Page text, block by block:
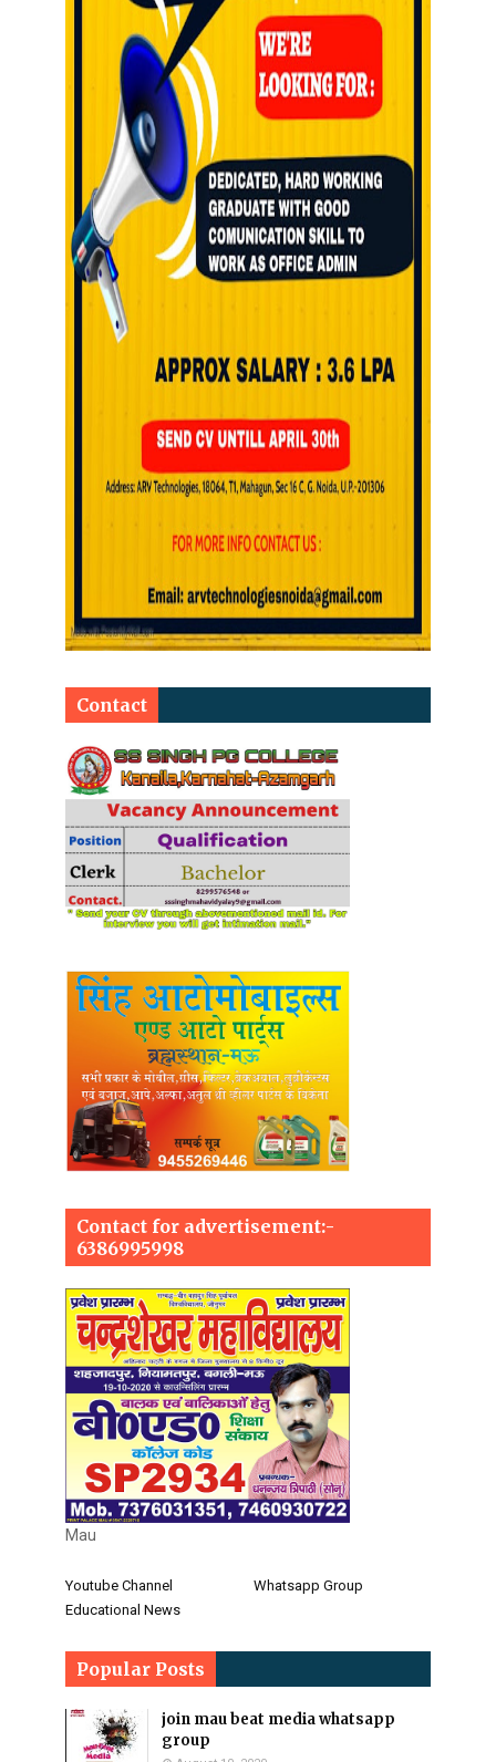
Contact
Contact for advertisement:-
6386995998
Mau
Youtube Channel
Whatsapp Group
Educational News
Popular Posts
join mau beat media whatsapp
group